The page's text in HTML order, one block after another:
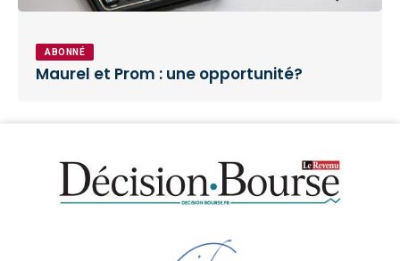
ABONNÉ
Maurel et Prom : une opportunité?